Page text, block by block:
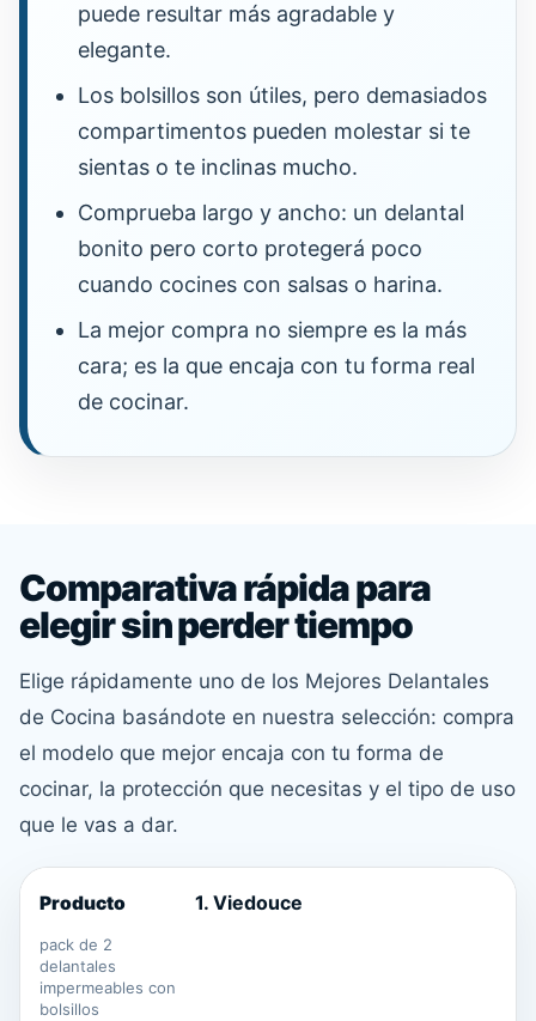
puede resultar más agradable y
elegante.
Los bolsillos son útiles, pero demasiados
compartimentos pueden molestar si te
sientas o te inclinas mucho.
Comprueba largo y ancho: un delantal
bonito pero corto protegerá poco
cuando cocines con salsas o harina.
La mejor compra no siempre es la más
cara; es la que encaja con tu forma real
de cocinar.
Comparativa rápida para
elegir sin perder tiempo
Elige rápidamente uno de los Mejores Delantales
de Cocina basándote en nuestra selección: compra
el modelo que mejor encaja con tu forma de
cocinar, la protección que necesitas y el tipo de uso
que le vas a dar.
1. Viedouce
pack de 2
delantales
impermeables con
bolsillos